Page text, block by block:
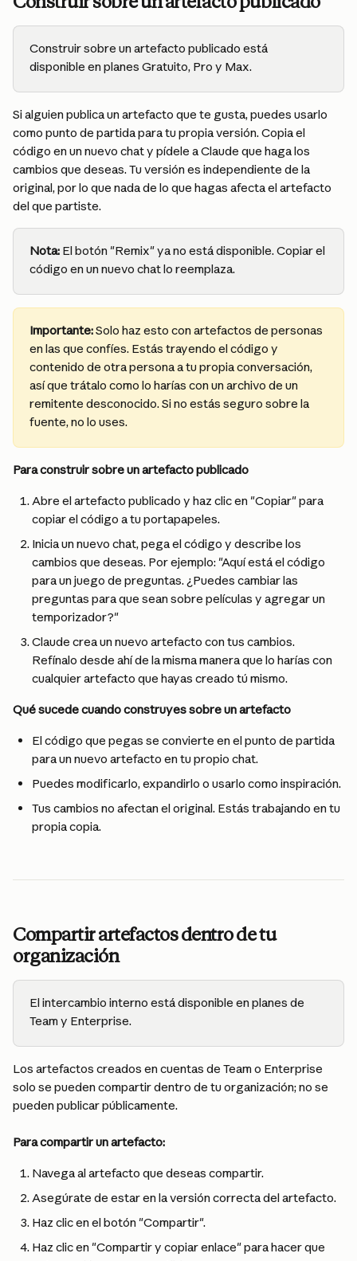
Construir sobre un artefacto publicado está
disponible en planes Gratuito, Pro y Max.
Si alguien publica un artefacto que te gusta, puedes usarlo
como punto de partida para tu propia versión. Copia el
código en un nuevo chat y pídele a Claude que haga los
cambios que deseas. Tu versión es independiente de la
original, por lo que nada de lo que hagas afecta el artefacto
del que partiste.
Nota: El botón "Remix" ya no está disponible. Copiar el
código en un nuevo chat lo reemplaza.
Importante: Solo haz esto con artefactos de personas
en las que confíes. Estás trayendo el código y
contenido de otra persona a tu propia conversación,
así que trátalo como lo harías con un archivo de un
remitente desconocido. Si no estás seguro sobre la
fuente, no lo uses.
Para construir sobre un artefacto publicado
Abre el artefacto publicado y haz clic en "Copiar" para
copiar el código a tu portapapeles.
Inicia un nuevo chat, pega el código y describe los
cambios que deseas. Por ejemplo: "Aquí está el código
para un juego de preguntas. ¿Puedes cambiar las
preguntas para que sean sobre películas y agregar un
temporizador?"
Claude crea un nuevo artefacto con tus cambios.
Refínalo desde ahí de la misma manera que lo harías con
cualquier artefacto que hayas creado tú mismo.
Qué sucede cuando construyes sobre un artefacto
El código que pegas se convierte en el punto de partida
para un nuevo artefacto en tu propio chat.
Puedes modificarlo, expandirlo o usarlo como inspiración.
Tus cambios no afectan el original. Estás trabajando en tu
propia copia.
Compartir artefactos dentro de tu
organización
El intercambio interno está disponible en planes de
Team y Enterprise.
Los artefactos creados en cuentas de Team o Enterprise
solo se pueden compartir dentro de tu organización; no se
pueden publicar públicamente.
Para compartir un artefacto:
Navega al artefacto que deseas compartir.
Asegúrate de estar en la versión correcta del artefacto.
Haz clic en el botón "Compartir".
Haz clic en "Compartir y copiar enlace" para hacer que